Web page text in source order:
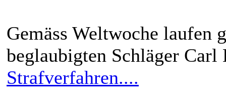
Gemäss Weltwoche laufen
beglaubigten Schläger
Strafverfahren....